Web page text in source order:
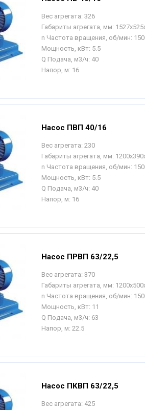
Вес агрегата: 326
Габариты агрегата, мм:
n Частота вращения, об/мин:
Мощность, кВт: 5.5
Q Подача, м3/ч: 40
Напор, м: 16
Насос ПВП 40/16
Вес агрегата: 230
Габариты агрегата, мм:
n Частота вращения, об/мин:
Мощность, кВт: 5.5
Q Подача, м3/ч: 40
Напор, м: 16
Насос ПРВП 63/22,5
Вес агрегата: 370
Габариты агрегата, мм:
n Частота вращения, об/мин:
Мощность, кВт: 11
Q Подача, м3/ч: 63
Напор, м: 22.5
Насос ПКВП 63/22,5
Вес агрегата: 425